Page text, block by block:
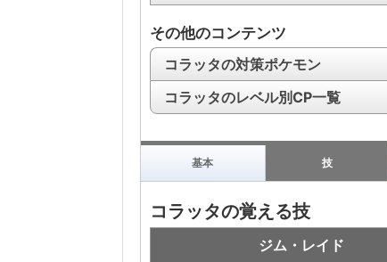
その他のコンテンツ
コラッタの対策ポケモン
コラッタのレベル別CP一覧
基本 技
コラッタの覚える技
ジム・レイド